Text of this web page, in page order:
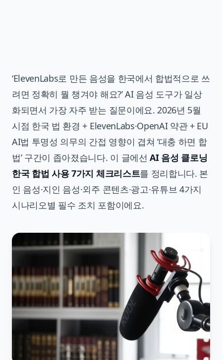
‘ElevenLabs로 만든 음성을 한국에서 합법적으로 쓰
려면 정확히 뭘 챙겨야 해요?’ AI 음성 도구가 일상
화되면서 가장 자주 받는 질문이에요. 2026년 5월
시점 한국 법 환경 + ElevenLabs·OpenAI 약관 + EU
AI법 투명성 의무의 간접 영향이 겹쳐 ‘대충 하면 합
법’ 구간이 좁아졌습니다. 이 글에선AI 음성 클로닝
한국 합법 사용 7가지 체크리스트를 정리합니다. 본
인 음성·지인 음성·외주 콘텐츠·광고·유튜브 4가지
시나리오별 필수 조치 포함이에요.